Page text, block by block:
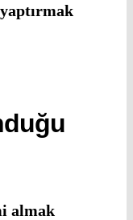
almak